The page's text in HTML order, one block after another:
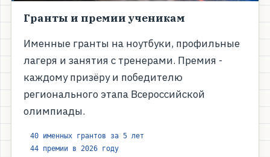
Гранты и премии ученикам
Именные гранты на ноутбуки, профильные
лагеря и занятия с тренерами. Премия -
каждому призёру и победителю
регионального этапа Всероссийской
олимпиады.
40 именных грантов за 5 лет
44 премии в 2026 году